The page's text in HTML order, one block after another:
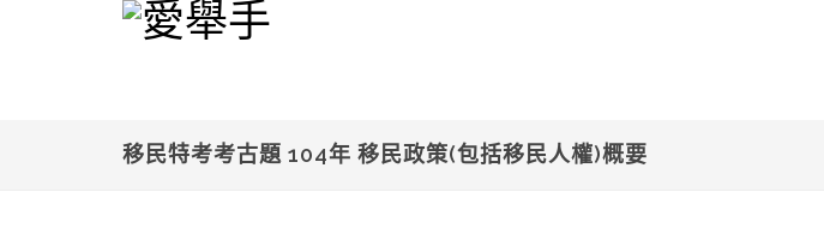
移民特考考古題 104年 移民政策(包括移民人權)概要